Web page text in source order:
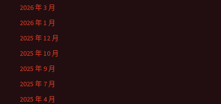
2026 年 3 月
2026 年 1 月
2025 年 12 月
2025 年 10 月
2025 年 9 月
2025 年 7 月
2025 年 4 月